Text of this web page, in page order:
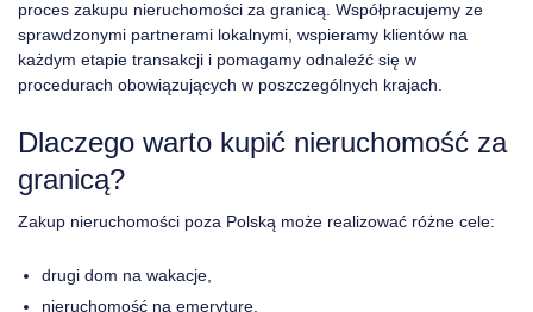
proces zakupu nieruchomości za granicą. Współpracujemy ze
sprawdzonymi partnerami lokalnymi, wspieramy klientów na
każdym etapie transakcji i pomagamy odnaleźć się w
procedurach obowiązujących w poszczególnych krajach.
Dlaczego warto kupić nieruchomość za
granicą?
Zakup nieruchomości poza Polską może realizować różne cele:
drugi dom na wakacje,
nieruchomość na emeryturę,